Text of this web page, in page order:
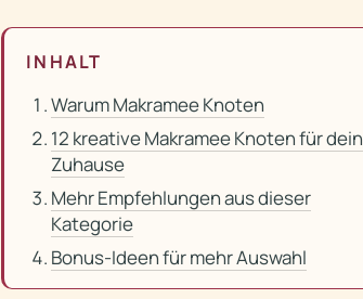
INHALT
Warum Makramee Knoten
12 kreative Makramee Knoten für dein
Zuhause
Mehr Empfehlungen aus dieser
Kategorie
Bonus-Ideen für mehr Auswahl